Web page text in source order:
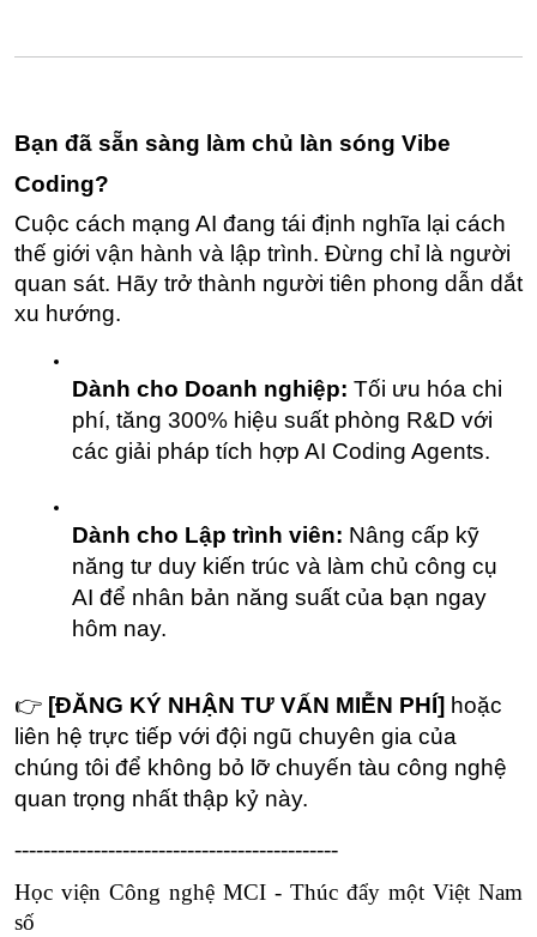
Bạn đã sẵn sàng làm chủ làn sóng Vibe
Coding?
Cuộc cách mạng AI đang tái định nghĩa lại cách
thế giới vận hành và lập trình. Đừng chỉ là người
quan sát. Hãy trở thành người tiên phong dẫn dắt
xu hướng.
Dành cho Doanh nghiệp: Tối ưu hóa chi
phí, tăng 300% hiệu suất phòng R&D với
các giải pháp tích hợp AI Coding Agents.
Dành cho Lập trình viên: Nâng cấp kỹ
năng tư duy kiến trúc và làm chủ công cụ
AI để nhân bản năng suất của bạn ngay
hôm nay.
👉 [ĐĂNG KÝ NHẬN TƯ VẤN MIỄN PHÍ] hoặc
liên hệ trực tiếp với đội ngũ chuyên gia của
chúng tôi để không bỏ lỡ chuyến tàu công nghệ
quan trọng nhất thập kỷ này.
---------------------------------------------
Học viện Công nghệ MCI - Thúc đẩy một Việt Nam
số